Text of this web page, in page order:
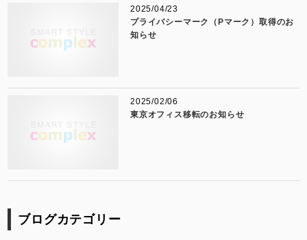
2025/04/23
プライバシーマーク（Pマーク）取得のお
知らせ
2025/02/06
東京オフィス移転のお知らせ
ブログカテゴリー